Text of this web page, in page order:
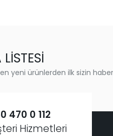
yeni ürünlerden ilk sizin
470 0 112
Hizmetleri